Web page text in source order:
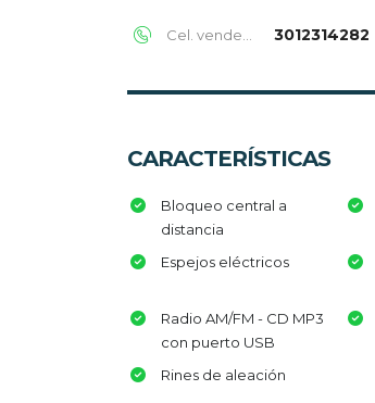
Cel. vendedor 3012314282
CARACTERÍSTICAS
Bloqueo central a
distancia
Espejos eléctricos
Radio AM/FM - CD MP3
con puerto USB
Rines de aleación